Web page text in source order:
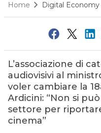
Home Digital Economy
L’associazione di
audiovisivi al
voler cambiare la
Ardicini: “Non si
settore per
cinema”